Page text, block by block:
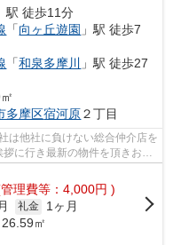
駅 徒歩11分
「向ヶ丘遊園 」駅 徒歩7
「和泉多摩川
」駅 徒歩27
多摩区宿河原２丁目
は他社に負けない総合仲介店を
に行き最新の物件を頂きお客
理費等：4,000円 )
礼金
1ヶ月
㎡